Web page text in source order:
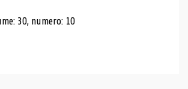
30, numero: 10